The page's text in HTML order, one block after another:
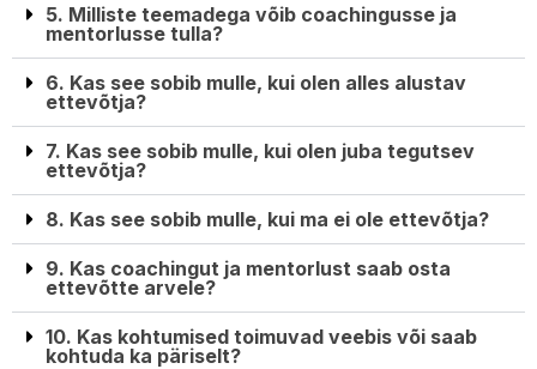
5. Milliste teemadega võib coachingusse ja
mentorlusse tulla?
6. Kas see sobib mulle, kui olen alles alustav
ettevõtja?
7. Kas see sobib mulle, kui olen juba tegutsev
ettevõtja?
8. Kas see sobib mulle, kui ma ei ole ettevõtja?
9. Kas coachingut ja mentorlust saab osta
ettevõtte arvele?
10. Kas kohtumised toimuvad veebis või saab
kohtuda ka päriselt?